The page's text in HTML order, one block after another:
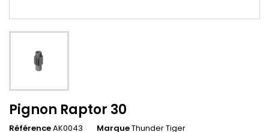
Pignon Raptor 30
RéférenceAK0043 MarqueThunder Tiger